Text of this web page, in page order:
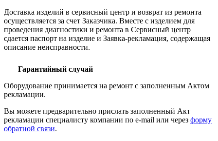
Доставка изделий в сервисный центр и возврат из ремонта
осуществляется за счет Заказчика. Вместе с изделием для
проведения диагностики и ремонта в Сервисный центр
сдается паспорт на изделие и Заявка-рекламация, содержащая
описание неисправности.
Гарантийный случай
Оборудование принимается на ремонт с заполненным Актом
рекламации.
Вы можете предварительно прислать заполненный Акт
рекламации специалисту компании по e-mail или через форму
обратной связи.